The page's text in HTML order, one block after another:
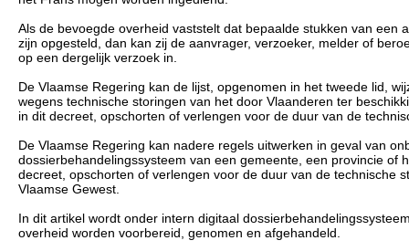
Als de bevoegde overheid vaststelt dat bepaalde stukken van
zijn opgesteld, dan kan zij de aanvrager, verzoeker, melder of
op een dergelijk verzoek in.
De Vlaamse Regering kan de lijst, opgenomen in het tweede lid,
wegens technische storingen van het door Vlaanderen ter
in dit decreet, opschorten of verlengen voor de duur van de
De Vlaamse Regering kan nadere regels uitwerken in geval van
dossierbehandelingssysteem van een gemeente, een provincie
decreet, opschorten of verlengen voor de duur van de technische
Vlaamse Gewest.
In dit artikel wordt onder intern digitaal
overheid worden voorbereid, genomen en afgehandeld.